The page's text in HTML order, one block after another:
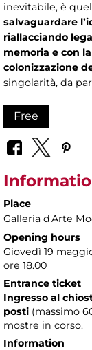
inevitabile, è
salvaguardare
riallacciando
memoria e con
colonizzazione
singolarità, da
Free
Place
Galleria d'Arte
Opening hours
Giovedì 19
ore 18.00
Entrance ticket
Ingresso al
posti (massimo
mostre in corso.
Information